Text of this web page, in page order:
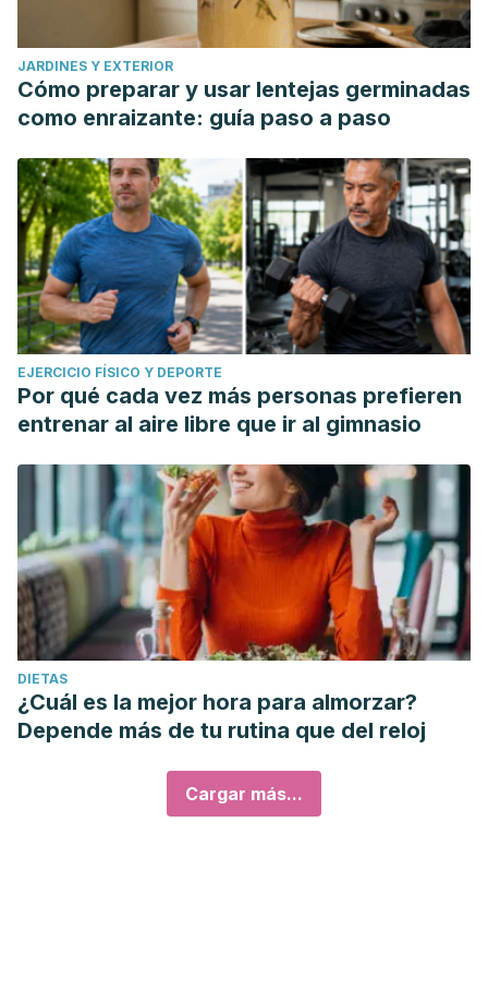
JARDINES Y EXTERIOR
Cómo preparar y usar lentejas germinadas
como enraizante: guía paso a paso
EJERCICIO FÍSICO Y DEPORTE
Por qué cada vez más personas prefieren
entrenar al aire libre que ir al gimnasio
DIETAS
¿Cuál es la mejor hora para almorzar?
Depende más de tu rutina que del reloj
Cargar más...